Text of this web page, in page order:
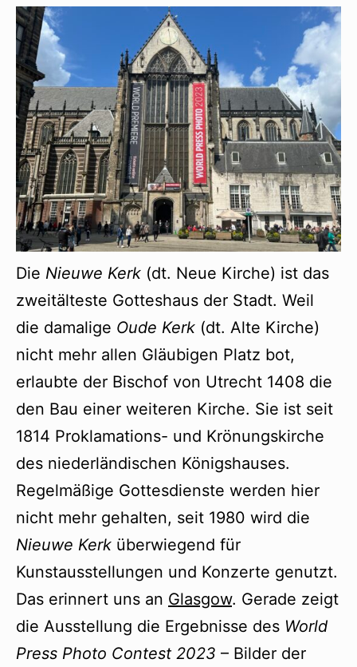
Die Nieuwe Kerk (dt. Neue Kirche) ist das
zweitälteste Gotteshaus der Stadt. Weil
die damalige Oude Kerk (dt. Alte Kirche)
nicht mehr allen Gläubigen Platz bot,
erlaubte der Bischof von Utrecht 1408 die
den Bau einer weiteren Kirche. Sie ist seit
1814 Proklamations- und Krönungskirche
des niederländischen Königshauses.
Regelmäßige Gottesdienste werden hier
nicht mehr gehalten, seit 1980 wird die
Nieuwe Kerk überwiegend für
Kunstausstellungen und Konzerte genutzt.
Das erinnert uns an Glasgow. Gerade zeigt
die Ausstellung die Ergebnisse des World
Press Photo Contest 2023 – Bilder der